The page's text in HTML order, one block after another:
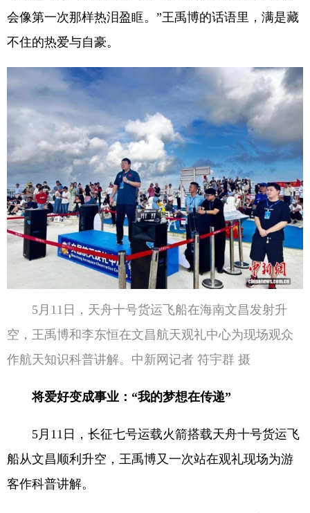
会像第一次那样热泪盈眶。”王禹博的话语里，满是藏
不住的热爱与自豪。
5月11日，天舟十号货运飞船在海南文昌发射升
空，王禹博和李东恒在文昌航天观礼中心为现场观众
作航天知识科普讲解。中新网记者 符宇群 摄
将爱好变成事业：“我的梦想在传递”
5月11日，长征七号运载火箭搭载天舟十号货运飞
船从文昌顺利升空，王禹博又一次站在观礼现场为游
客作科普讲解。